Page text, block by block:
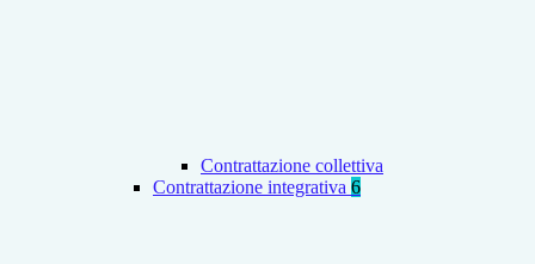
Contrattazione collettiva
Contrattazione integrativa 6